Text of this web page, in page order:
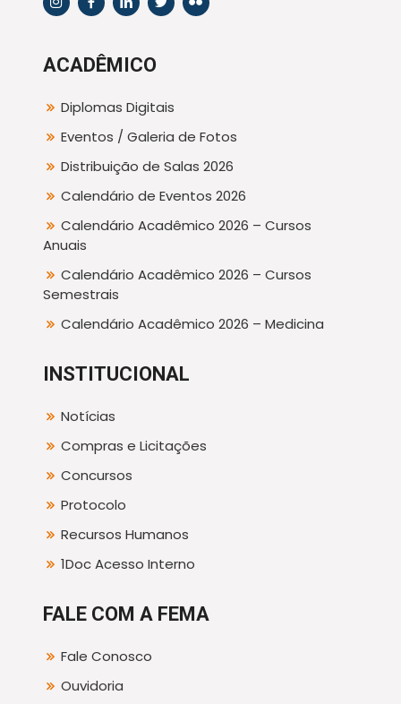
ACADÊMICO
Diplomas Digitais
Eventos / Galeria de Fotos
Distribuição de Salas 2026
Calendário de Eventos 2026
Calendário Acadêmico 2026 – Cursos
Anuais
Calendário Acadêmico 2026 – Cursos
Semestrais
Calendário Acadêmico 2026 – Medicina
INSTITUCIONAL
Notícias
Compras e Licitações
Concursos
Protocolo
Recursos Humanos
1Doc Acesso Interno
FALE COM A FEMA
Fale Conosco
Ouvidoria